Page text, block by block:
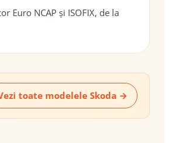
Euro NCAP și ISOFIX, de la
toate modelele Skoda →